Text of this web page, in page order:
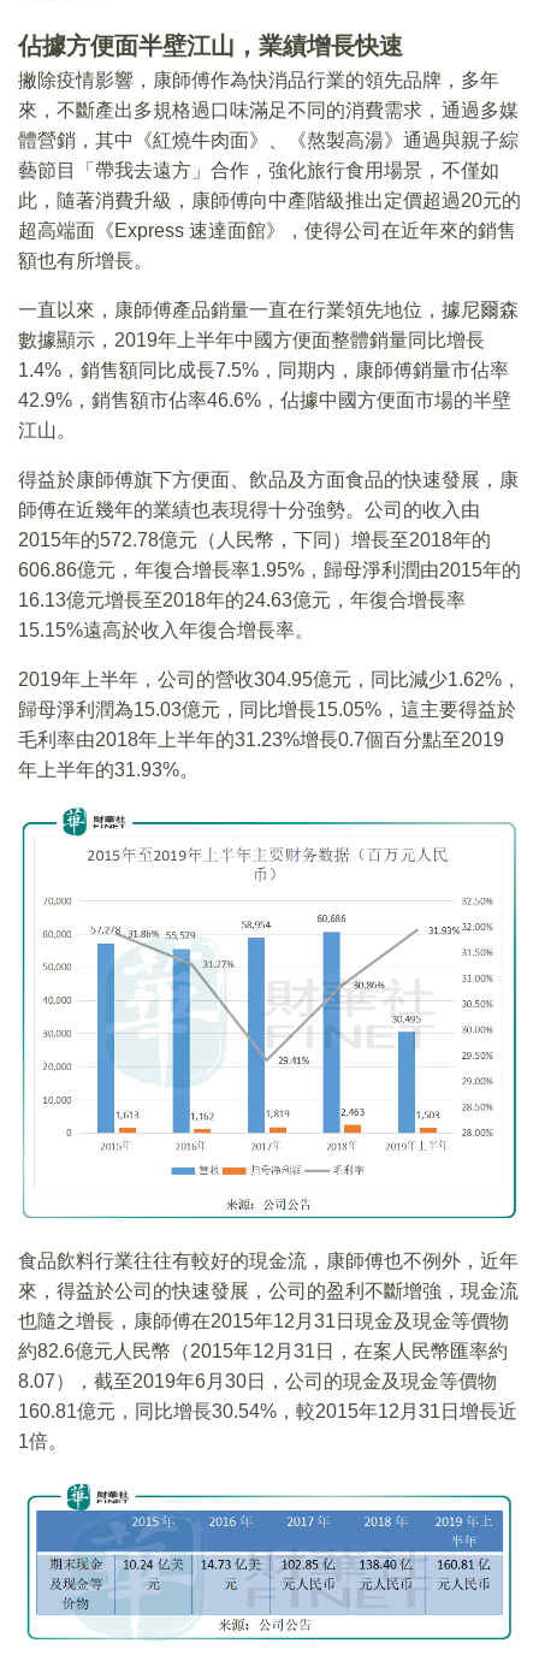
佔據方便面半壁江山，業績增長快速
撇除疫情影響，康師傅作為快消品行業的領先品牌，多年
來，不斷產出多規格過口味滿足不同的消費需求，通過多媒
體營銷，其中《紅燒牛肉面》、《熬製高湯》通過與親子綜
藝節目「帶我去遠方」合作，強化旅行食用場景，不僅如
此，隨著消費升級，康師傅向中產階級推出定價超過20元的
超高端面《Express 速達面館》，使得公司在近年來的銷售
額也有所增長。
一直以來，康師傅產品銷量一直在行業領先地位，據尼爾森
數據顯示，2019年上半年中國方便面整體銷量同比增長
1.4%，銷售額同比成長7.5%，同期内，康師傅銷量市佔率
42.9%，銷售額市佔率46.6%，佔據中國方便面市場的半壁
江山。
得益於康師傅旗下方便面、飲品及方面食品的快速發展，康
師傅在近幾年的業績也表現得十分強勢。公司的收入由
2015年的572.78億元（人民幣，下同）增長至2018年的
606.86億元，年復合增長率1.95%，歸母淨利潤由2015年的
16.13億元增長至2018年的24.63億元，年復合增長率
15.15%遠高於收入年復合增長率。
2019年上半年，公司的營收304.95億元，同比減少1.62%，
歸母淨利潤為15.03億元，同比增長15.05%，這主要得益於
毛利率由2018年上半年的31.23%增長0.7個百分點至2019
年上半年的31.93%。
食品飲料行業往往有較好的現金流，康師傅也不例外，近年
來，得益於公司的快速發展，公司的盈利不斷增強，現金流
也隨之增長，康師傅在2015年12月31日現金及現金等價物
約82.6億元人民幣（2015年12月31日，在案人民幣匯率約
8.07），截至2019年6月30日，公司的現金及現金等價物
160.81億元，同比增長30.54%，較2015年12月31日增長近
1倍。